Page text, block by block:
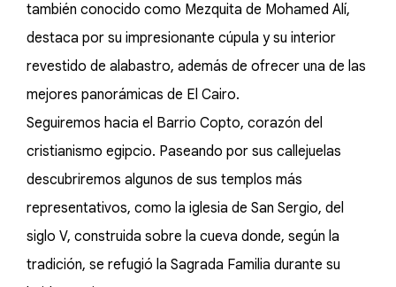
también conocido como Mezquita de Mohamed Alí,
destaca por su impresionante cúpula y su interior
revestido de alabastro, además de ofrecer una de las
mejores panorámicas de El Cairo.
Seguiremos hacia el Barrio Copto, corazón del
cristianismo egipcio. Paseando por sus callejuelas
descubriremos algunos de sus templos más
representativos, como la iglesia de San Sergio, del
siglo V, construida sobre la cueva donde, según la
tradición, se refugió la Sagrada Familia durante su